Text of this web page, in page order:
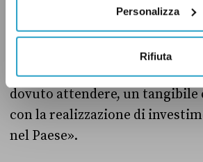
Personalizza
Rifiuta
finalità lavorative (come nel
probabilmente frequente,
professionisti), residenziali o
senza tuttavia esigere come
dovuto attendere, un tangibile
con la realizzazione di
nel Paese».